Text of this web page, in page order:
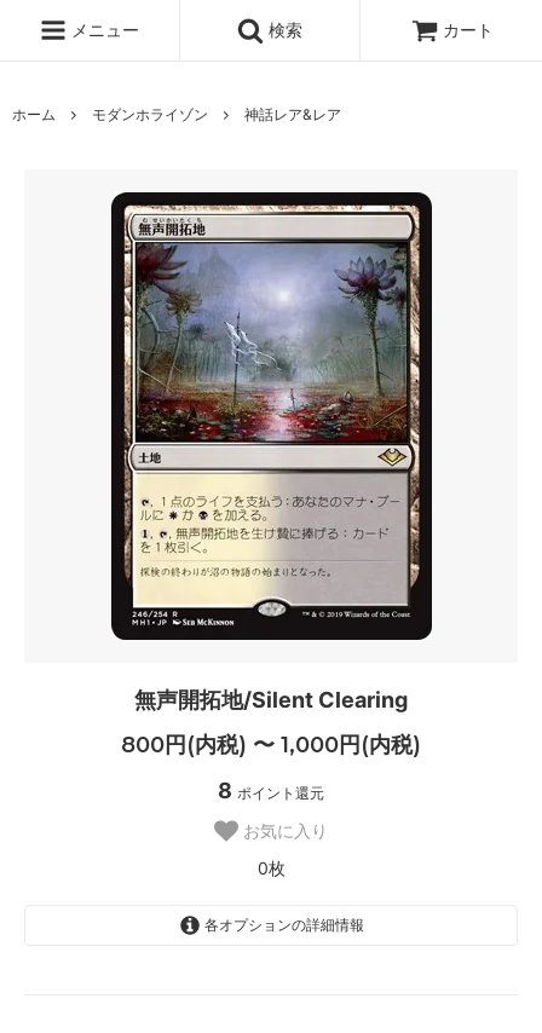
メニュー 検索 カート
ホーム モダンホライゾン 神話レア&レア
無声開拓地/Silent Clearing
800円(内税) 〜 1,000円(内税)
8 ポイント還元
お気に入り
0枚
各オプションの詳細情報